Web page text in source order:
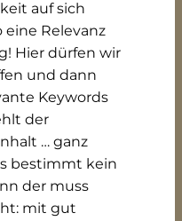
auf sich
eine Relevanz
Hier dürfen wir
und dann
Keywords
der
… ganz
bestimmt kein
der muss
mit gut